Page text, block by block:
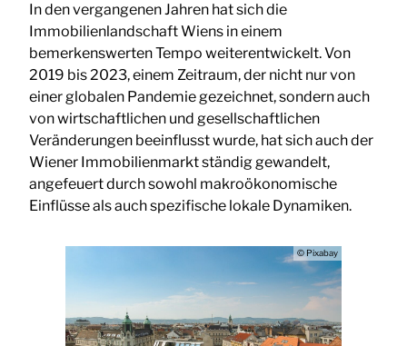
In den vergangenen Jahren hat sich die
Immobilienlandschaft Wiens in einem
bemerkenswerten Tempo weiterentwickelt. Von
2019 bis 2023, einem Zeitraum, der nicht nur von
einer globalen Pandemie gezeichnet, sondern auch
von wirtschaftlichen und gesellschaftlichen
Veränderungen beeinflusst wurde, hat sich auch der
Wiener Immobilienmarkt ständig gewandelt,
angefeuert durch sowohl makroökonomische
Einflüsse als auch spezifische lokale Dynamiken.
© Pixabay